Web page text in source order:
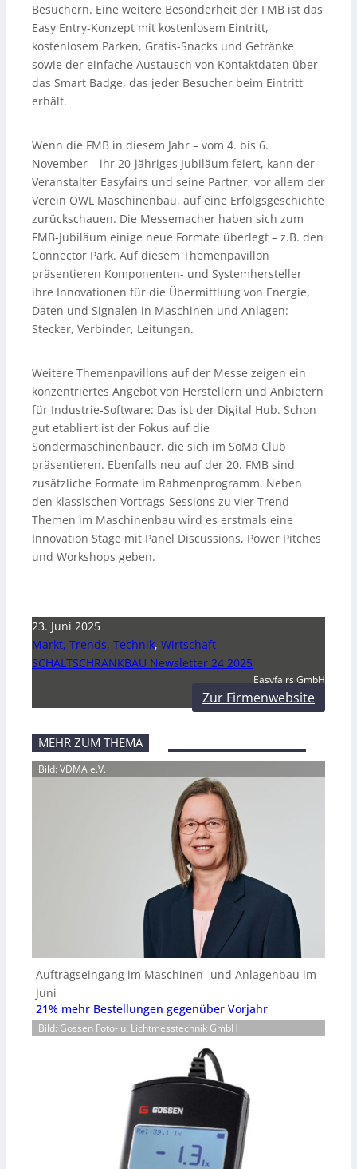
Besuchern. Eine weitere Besonderheit der FMB ist das
Easy Entry-Konzept mit kostenlosem Eintritt,
kostenlosem Parken, Gratis-Snacks und Getränke
sowie der einfache Austausch von Kontaktdaten über
das Smart Badge, das jeder Besucher beim Eintritt
erhält.
Wenn die FMB in diesem Jahr – vom 4. bis 6.
November – ihr 20-jähriges Jubiläum feiert, kann der
Veranstalter Easyfairs und seine Partner, vor allem der
Verein OWL Maschinenbau, auf eine Erfolgsgeschichte
zurückschauen. Die Messemacher haben sich zum
FMB-Jubiläum einige neue Formate überlegt – z.B. den
Connector Park. Auf diesem Themenpavillon
präsentieren Komponenten- und Systemhersteller
ihre Innovationen für die Übermittlung von Energie,
Daten und Signalen in Maschinen und Anlagen:
Stecker, Verbinder, Leitungen.
Weitere Themenpavillons auf der Messe zeigen ein
konzentriertes Angebot von Herstellern und Anbietern
für Industrie-Software: Das ist der Digital Hub. Schon
gut etabliert ist der Fokus auf die
Sondermaschinenbauer, die sich im SoMa Club
präsentieren. Ebenfalls neu auf der 20. FMB sind
zusätzliche Formate im Rahmenprogramm. Neben
den klassischen Vortrags-Sessions zu vier Trend-
Themen im Maschinenbau wird es erstmals eine
Innovation Stage mit Panel Discussions, Power Pitches
und Workshops geben.
23. Juni 2025
Markt, Trends, Technik, Wirtschaft
SCHALTSCHRANKBAU Newsletter 24 2025
Easyfairs GmbH
Zur Firmenwebsite
MEHR ZUM THEMA
Bild: VDMA e.V.
Auftragseingang im Maschinen- und Anlagenbau im
Juni
21% mehr Bestellungen gegenüber Vorjahr
Bild: Gossen Foto- u. Lichtmesstechnik GmbH